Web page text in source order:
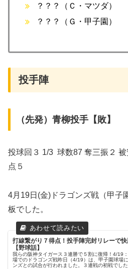
？？？（Ｃ・マツダ）
？？？（Ｇ・甲子園）
投手陣
（先発）青柳投手【敗】
投球回３ 1/3 球数87 奪三振２
点５
4月19日(金)ドラゴンズ戦（甲子
板でした。
打線繋がり７得点！投手陣完封リレーで快
【野球話】
我らの阪神タイガース３連勝で５割に復帰！4/19
場でのドラゴンズ戦昨日（4/19）は、甲子園球場
ンズとの試合が行われました。３連戦の初戦でした